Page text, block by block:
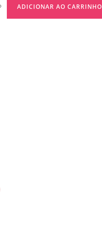
ADICIONAR AO CARRINHO